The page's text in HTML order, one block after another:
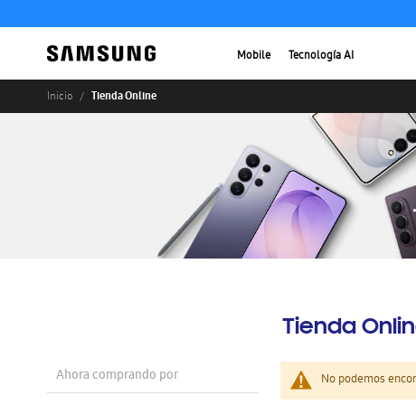
Mobile Tecnología AI
Inicio Tienda Online
Tienda
No podemos
Ahora comprando por